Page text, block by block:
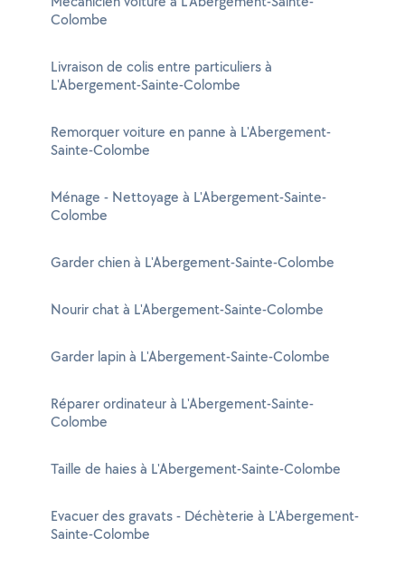
Colombe
Livraison de colis entre particuliers à
L'Abergement-Sainte-Colombe
Remorquer voiture en panne à L'Abergement-
Sainte-Colombe
Ménage - Nettoyage à L'Abergement-Sainte-
Colombe
Garder chien à L'Abergement-Sainte-Colombe
Nourir chat à L'Abergement-Sainte-Colombe
Garder lapin à L'Abergement-Sainte-Colombe
Réparer ordinateur à L'Abergement-Sainte-
Colombe
Taille de haies à L'Abergement-Sainte-Colombe
Evacuer des gravats - Déchèterie à L'Abergement-
Sainte-Colombe